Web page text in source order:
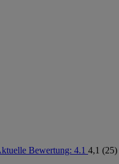
Bewertung: 4.1 4,1 (25)